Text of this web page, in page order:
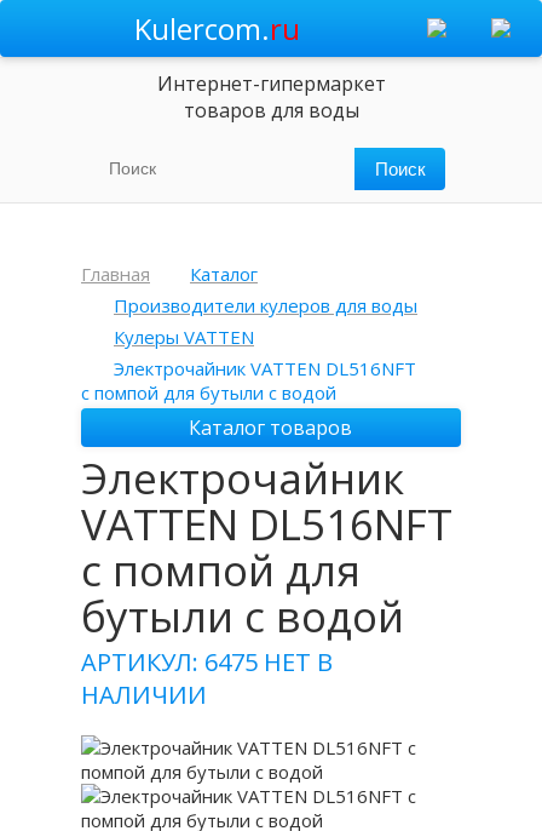
Kulercom.ru
Интернет-гипермаркет
товаров для воды
Главная
Каталог
Производители кулеров для воды
Кулеры VATTEN
Электрочайник VATTEN DL516NFT
с помпой для бутыли с водой
Каталог товаров
Электрочайник
VATTEN DL516NFT
с помпой для
бутыли с водой
АРТИКУЛ: 6475 НЕТ В
НАЛИЧИИ